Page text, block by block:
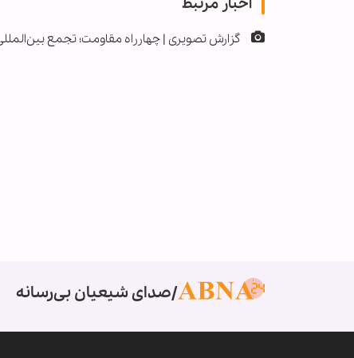
گزارش تصویری | چهارراه مقاومت؛ تجمع
صدای شیعیان بی‌رسانه